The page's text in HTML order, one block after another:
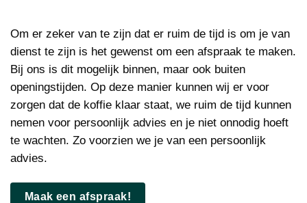
Om er zeker van te zijn dat er ruim de tijd is om je van
dienst te zijn is het gewenst om een afspraak te maken.
Bij ons is dit mogelijk binnen, maar ook buiten
openingstijden. Op deze manier kunnen wij er voor
zorgen dat de koffie klaar staat, we ruim de tijd kunnen
nemen voor persoonlijk advies en je niet onnodig hoeft
te wachten. Zo voorzien we je van een persoonlijk
advies.
Maak een afspraak!